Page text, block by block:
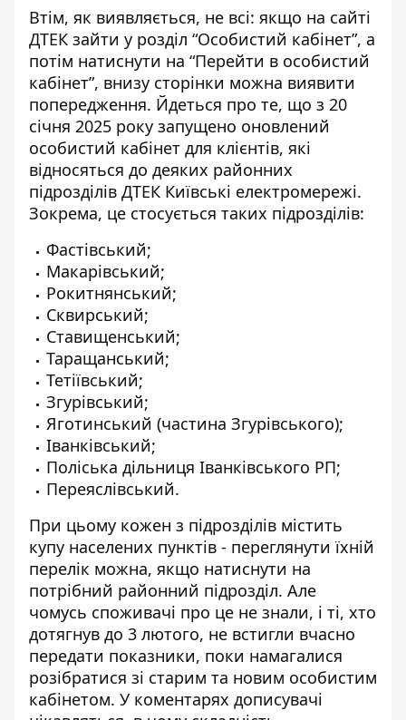
Втім, як виявляється, не всі: якщо на сайті
ДТЕК зайти у розділ “Особистий кабінет”, а
потім натиснути на “Перейти в особистий
кабінет”, внизу сторінки можна виявити
попередження. Йдеться про те, що з 20
січня 2025 року запущено оновлений
особистий кабінет для клієнтів, які
відносяться до деяких районних
підрозділів ДТЕК Київські електромережі.
Зокрема, це стосується таких підрозділів:
Фастівський;
Макарівський;
Рокитнянський;
Сквирський;
Ставищенський;
Таращанський;
Тетіївський;
Згурівський;
Яготинський (частина Згурівського);
Іванківський;
Поліська дільниця Іванківського РП;
Переяслівський.
При цьому кожен з підрозділів містить
купу населених пунктів - переглянути їхній
перелік можна, якщо натиснути на
потрібний районний підрозділ. Але
чомусь споживачі про це не знали, і ті, хто
дотягнув до 3 лютого, не встигли вчасно
передати показники, поки намагалися
розібратися зі старим та новим особистим
кабінетом. У коментарях дописувачі